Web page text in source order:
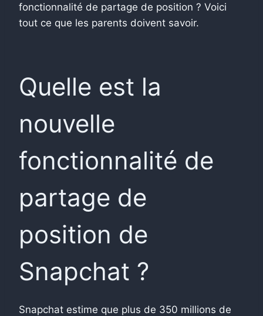
fonctionnalité de partage de position ? Voici
tout ce que les parents doivent savoir.
Quelle est la
nouvelle
fonctionnalité de
partage de
position de
Snapchat ?
Snapchat estime que plus de 350 millions de